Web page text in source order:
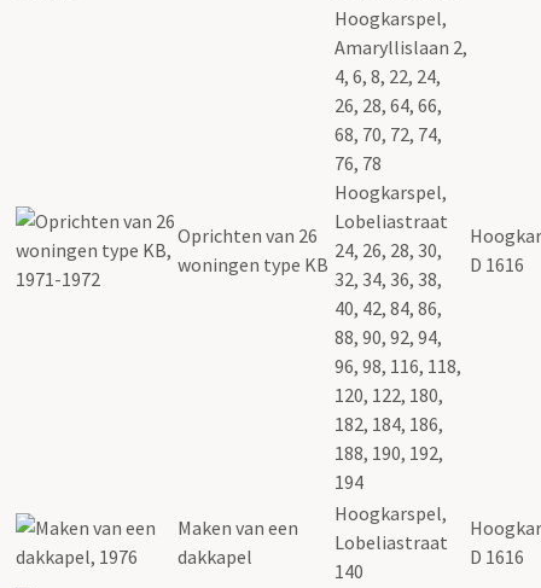
Oprichten van 26
woningen type KB
Hoogkarspel,
Amaryllislaan 2,
4, 6, 8, 22, 24,
26, 28, 64, 66,
68, 70, 72, 74,
76, 78
Hoogkarspel,
Lobeliastraat
24, 26, 28, 30,
32, 34, 36, 38,
40, 42, 84, 86,
88, 90, 92, 94,
96, 98, 116, 118,
120, 122, 180,
182, 184, 186,
188, 190, 192,
194
D 1616
Maken van een
dakkapel
Hoogkarspel,
Lobeliastraat
140
D 1616